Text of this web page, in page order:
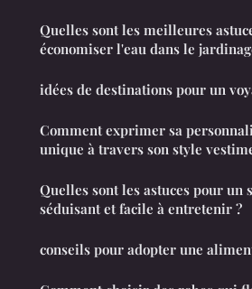
Quelles sont les meilleures
économiser l'eau dans le
idées de destinations pour un
Comment exprimer sa
unique à travers son style
Quelles sont les astuces pour un
séduisant et facile à entretenir ?
conseils pour adopter une